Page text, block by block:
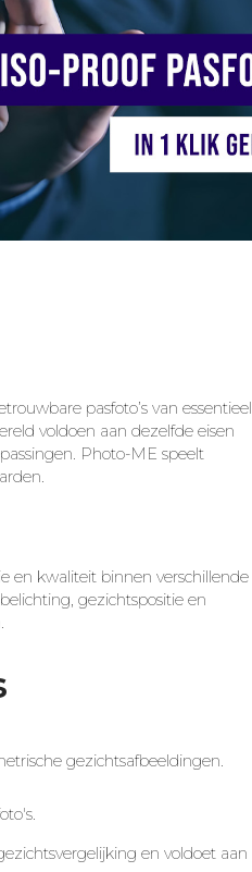
pasfoto’s van essentieel
voldoen aan dezelfde eisen
Photo-ME speelt
en kwaliteit binnen verschillende
gezichtspositie en
gezichtsafbeeldingen.
en voldoet aan